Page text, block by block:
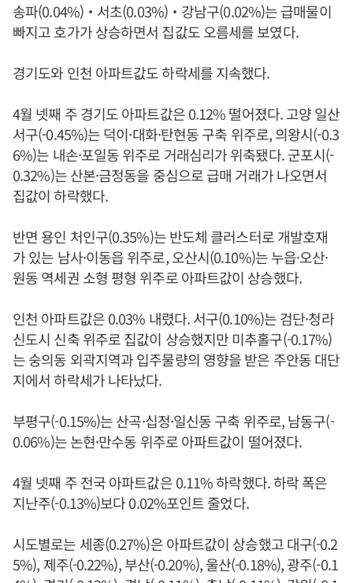
송파(0.04%)‧서초(0.03%)‧강남구(0.02%)는 급매물이
빠지고 호가가 상승하면서 집값도 오름세를 보였다.
경기도와 인천 아파트값도 하락세를 지속했다.
4월 넷째 주 경기도 아파트값은 0.12% 떨어졌다. 고양 일산
서구(-0.45%)는 덕이·대화·탄현동 구축 위주로, 의왕시(-0.3
6%)는 내손·포일동 위주로 거래심리가 위축됐다. 군포시(-
0.32%)는 산본·금정동을 중심으로 급매 거래가 나오면서
집값이 하락했다.
반면 용인 처인구(0.35%)는 반도체 클러스터로 개발호재
가 있는 남사·이동읍 위주로, 오산시(0.10%)는 누읍·오산·
원동 역세권 소형 평형 위주로 아파트값이 상승했다.
인천 아파트값은 0.03% 내렸다. 서구(0.10%)는 검단·청라
신도시 신축 위주로 집값이 상승했지만 미추홀구(-0.17%)
는 숭의동 외곽지역과 입주물량의 영향을 받은 주안동 대단
지에서 하락세가 나타났다.
부평구(-0.15%)는 산곡·십정·일신동 구축 위주로, 남동구(-
0.06%)는 논현·만수동 위주로 아파트값이 떨어졌다.
4월 넷째 주 전국 아파트값은 0.11% 하락했다. 하락 폭은
지난주(-0.13%)보다 0.02%포인트 줄었다.
시도별로는 세종(0.27%)은 아파트값이 상승했고 대구(-0.2
5%), 제주(-0.22%), 부산(-0.20%), 울산(-0.18%), 광주(-0.1